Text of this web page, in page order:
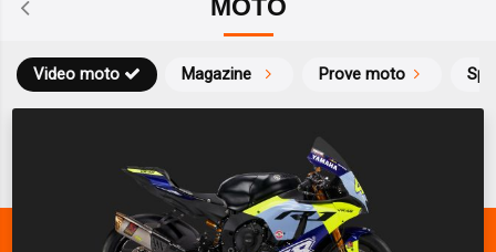
MOTO
Magazine Prove moto
Video moto